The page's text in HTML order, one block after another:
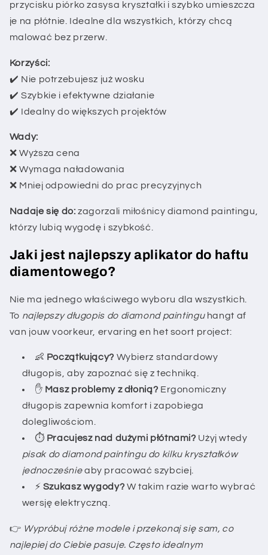
przycisku piórko zasysa kryształki i szybko umieszcza
je na płótnie. Idealne dla wszystkich, którzy chcą
malować bez przerw.
Korzyści:
✔️ Nie potrzebujesz już wosku
✔️ Szybkie i efektywne działanie
✔️ Idealny do większych projektów
Wady:
❌ Wyższa cena
❌ Wymaga naładowania
❌ Mniej odpowiedni do prac precyzyjnych
Nadaje się do: zagorzali miłośnicy diamond paintingu,
którzy lubią wygodę i szybkość.
Jaki jest najlepszy aplikator do haftu
diamentowego?
Nie ma jednego właściwego wyboru dla wszystkich.
To najlepszy długopis do diamond paintinguhangt af
van jouw voorkeur, ervaring en het soort project:
👶 Początkujący? Wybierz standardowy
długopis, aby zapoznać się z techniką.
✋ Masz problemy z dłonią? Ergonomiczny
długopis zapewnia komfort i zapobiega
dolegliwościom.
⏱️ Pracujesz nad dużymi płótnami? Użyj wtedy
pisak do diamond paintingu do kilku kryształków
jednocześnieaby pracować szybciej.
⚡ Szukasz wygody? W takim razie warto wybrać
wersję elektryczną.
👉 Wypróbuj różne modele i przekonaj się sam, co
najlepiej do Ciebie pasuje. Często idealnym